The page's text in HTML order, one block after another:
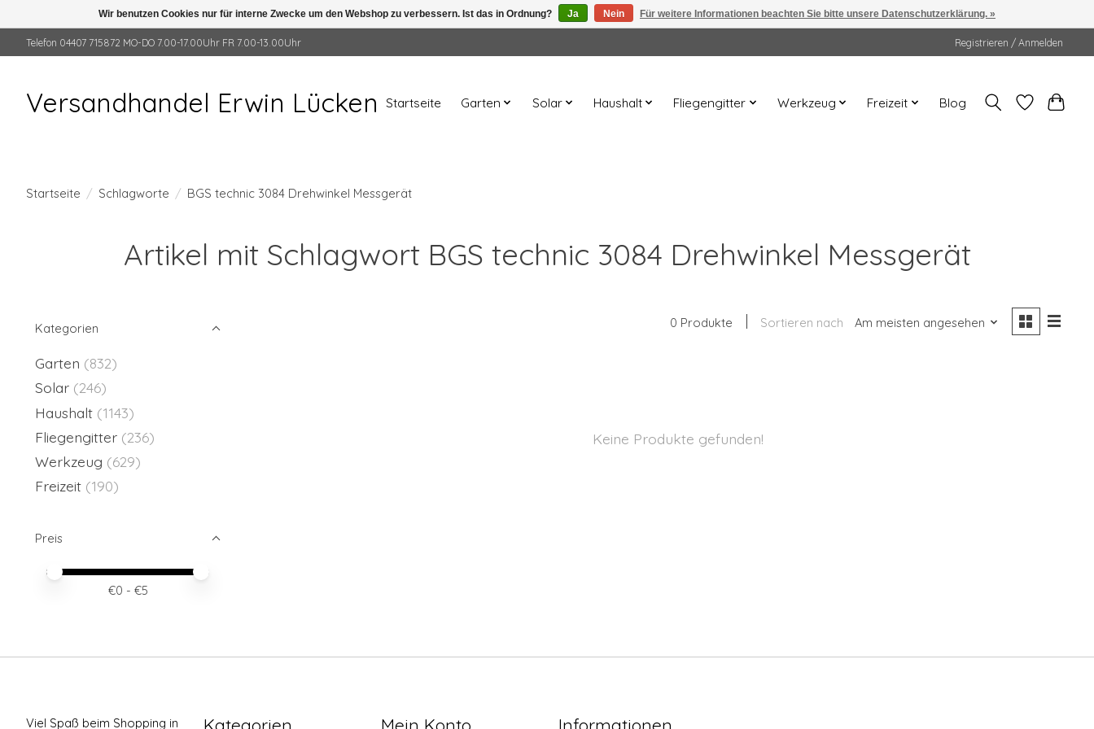
Telefon 04407 715872 MO-DO 7.00-17.00Uhr FR 7.00-13.00Uhr Registrieren / Anmelden
Versandhandel Erwin Lücken Startseite Garten Solar Haushalt Fliegengitter Werkzeug Freizeit Blog
Startseite / Schlagworte / BGS technic 3084 Drehwinkel Messgerät
Artikel mit Schlagwort BGS technic 3084 Drehwinkel Messgerät
Kategorien
Garten (832)
Solar (246)
Haushalt (1143)
Fliegengitter (236)
Werkzeug (629)
Freizeit (190)
Preis
Preis – Mindestwert
Price maximum value
€0 - €5
0 Produkte Sortieren nach Am meisten angesehen
Keine Produkte gefunden!
Viel Spaß beim Shopping in
Wir benutzen Cookies nur für interne Zwecke um den Webshop zu verbessern. Ist das in Ordnung? Ja Nein Für weitere Informationen beachten Sie bitte unsere Datenschutzerklärung. »